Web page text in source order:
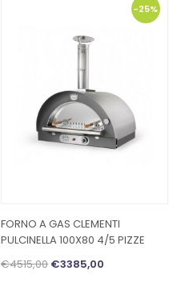
-25%
FORNO A GAS CLEMENTI
PULCINELLA 100X80 4/5 PIZZE
€4515,00€3385,00